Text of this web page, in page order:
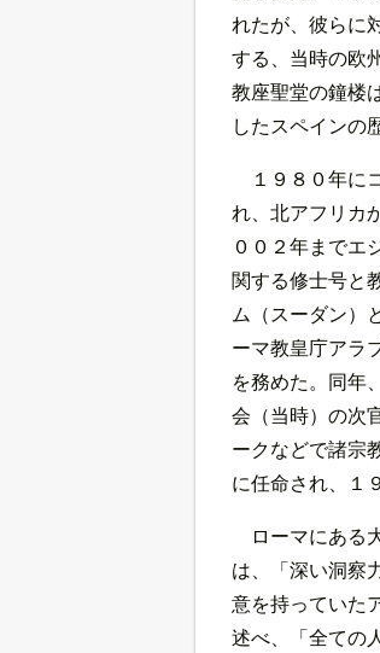
れたが、彼らに
する、当時の欧
教座聖堂の鐘楼
したスペインの
１９８０年に
れ、北アフリカ
００２年までエ
関する修士号と
ム（スーダン）
ーマ教皇庁アラ
を務めた。同年
会（当時）の次
ークなどで諸宗
に任命され、１
ローマにある
は、「深い洞察
意を持っていた
述べ、「全ての